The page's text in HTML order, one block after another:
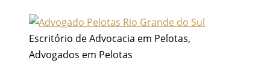
conteúdo
Escritório de Advocacia em Pelotas,
Advogados em Pelotas